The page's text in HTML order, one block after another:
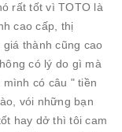
rất tốt vì TOTO là
cao cấp, thị
thành cũng cao
có lý do gì mà
có câu " tiền
vói những bạn
hay dở thì tôi cam